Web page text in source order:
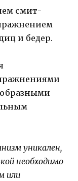
смит-
и бедер.
уникален,
необходимо
или